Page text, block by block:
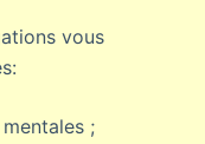
vous
;